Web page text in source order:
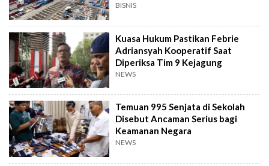
BISNIS
Kuasa Hukum Pastikan Febrie
Adriansyah Kooperatif Saat
Diperiksa Tim 9 Kejagung
NEWS
Temuan 995 Senjata di Sekolah
Disebut Ancaman Serius bagi
Keamanan Negara
NEWS